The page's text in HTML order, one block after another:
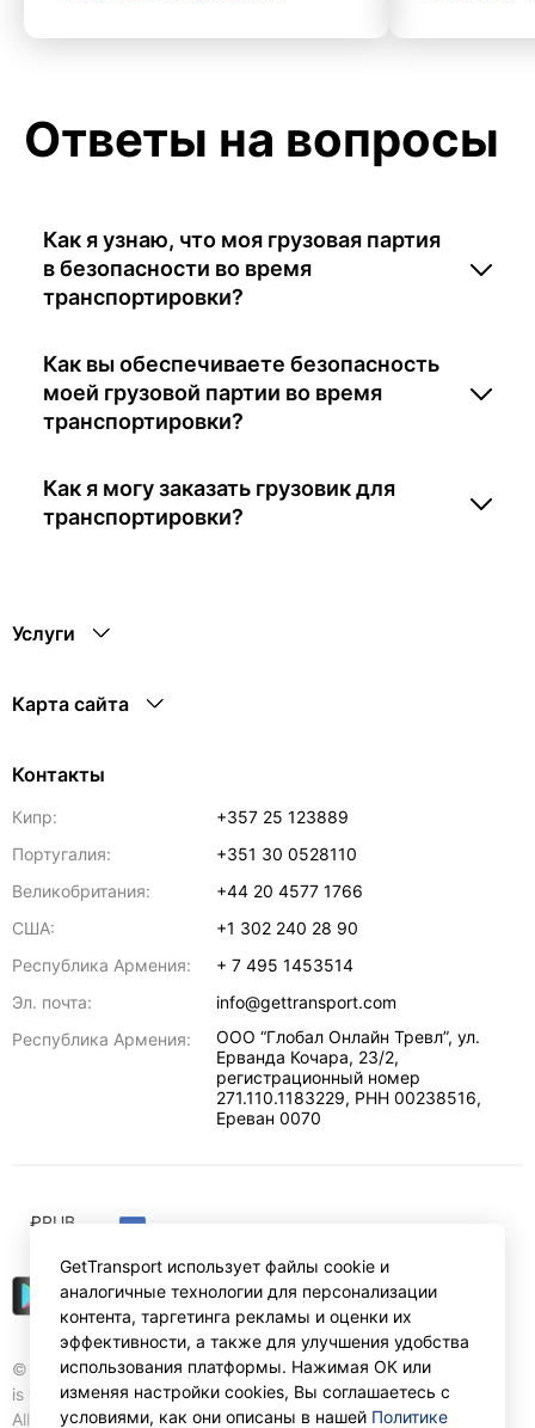
Ответы на вопросы
Как я узнаю, что моя грузовая партия
в безопасности во время
транспортировки?
Как вы обеспечиваете безопасность
моей грузовой партии во время
транспортировки?
Как я могу заказать грузовик для
транспортировки?
Услуги
Карта сайта
Контакты
Кипр:
+357 25 123889
Португалия:
+351 30 0528110
Великобритания:
+44 20 4577 1766
США:
+1 302 240 28 90
Республика Армения:
+ 7 495 1453514
Эл. почта:
info@gettransport.com
Республика Армения:
ООО “Глобал Онлайн Тревл”, ул.
Ерванда Кочара, 23/2,
регистрационный номер
271.110.1183229, РНН 00238516,
Ереван 0070
© Gettransport International Limited. GetTransport®
is trademark of Gettransport International Limited.
All rights reserved.
₽RUB
GetTransport использует файлы cookie и
аналогичные технологии для персонализации
контента, таргетинга рекламы и оценки их
эффективности, а также для улучшения удобства
использования платформы. Нажимая ОК или
изменяя настройки cookies, Вы соглашаетесь с
условиями, как они описаны в нашей Политике